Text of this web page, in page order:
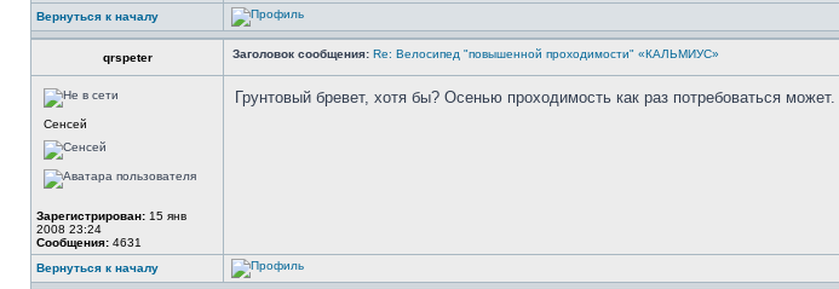
Вернуться к началу
qrspeter Заголовок сообщения: Re: Велосипед "повышенной проходимости" «КАЛЬМИУС»
Сенсей
Зарегистрирован: 15 янв
2008 23:24
Сообщения: 4631
Грунтовый бревет, хотя бы? Осенью проходимость как раз потребоваться может.
Вернуться к началу